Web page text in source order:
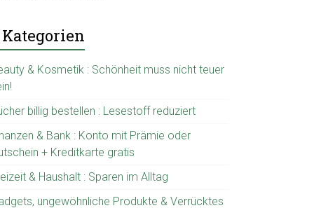
Kategorien
& Kosmetik : Schönheit muss nicht teuer
billig bestellen : Lesestoff reduziert
& Bank : Konto mit Prämie oder
+ Kreditkarte gratis
& Haushalt : Sparen im Alltag
ungewöhnliche Produkte & Verrücktes